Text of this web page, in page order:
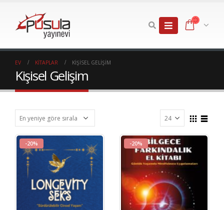
EV KITAPLAR KIŞISEL GELIŞIM
Kişisel Gelişim
-20% -20%